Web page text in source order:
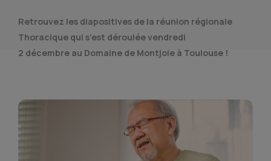
Retrouvez les diapositives de la réunion régionale
Thoracique qui s’est déroulée vendredi
2 décembre au Domaine de Montjoie à Toulouse !